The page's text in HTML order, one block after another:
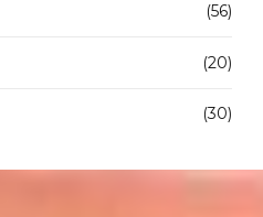
(56)
(20)
(30)